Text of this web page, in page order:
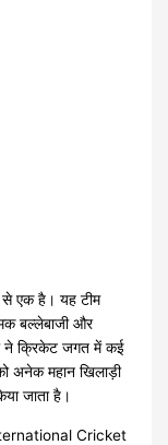
से एक है। यह टीम
बल्लेबाजी और
ने क्रिकेट जगत में कई
अनेक महान खिलाड़ी
जाता है।
Cricket